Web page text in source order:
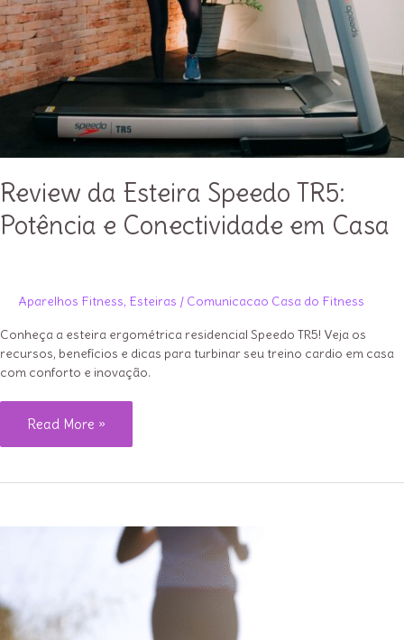
Review da Esteira Speedo TR5:
Potência e Conectividade em Casa
Aparelhos Fitness, Esteiras / Comunicacao Casa do Fitness
Conheça a esteira ergométrica residencial Speedo TR5! Veja os
recursos, benefícios e dicas para turbinar seu treino cardio em casa
com conforto e inovação.
Review
da
em
Read More »